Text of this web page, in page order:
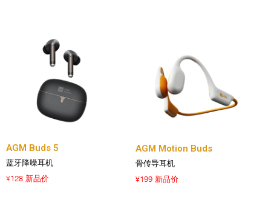
AGM Buds 5
蓝牙降噪耳机
¥128 新品价
AGM Motion Buds
骨传导耳机
¥199 新品价